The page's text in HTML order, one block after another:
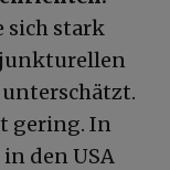
sich stark
gering. In
den USA